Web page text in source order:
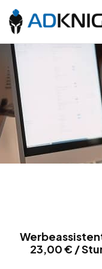
23,00 € /